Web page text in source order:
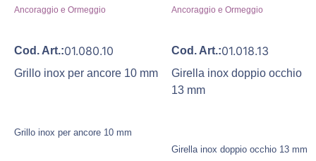
Ancoraggio e Ormeggio
Cod. Art.:01.080.10
Grillo inox per ancore 10 mm
Grillo inox per ancore 10 mm
Ancoraggio e Ormeggio
Cod. Art.:01.018.13
Girella inox doppio occhio
13 mm
Girella inox doppio occhio 13 mm